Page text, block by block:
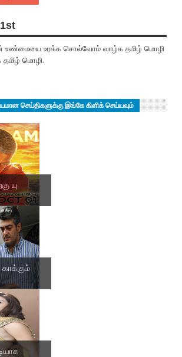
உண்மையை உரக்க சொல்வோம் வாழ்க தமிழ் மொழி
தமிழ் மொழி.
செய்திகளுக்கு இங்கே கிளிக் செய்யவும்
யு
காக்கும்